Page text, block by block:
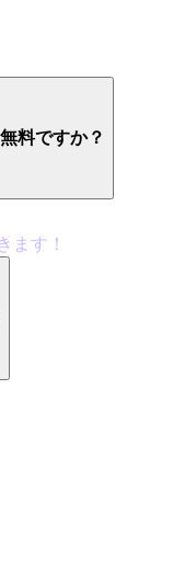
料ですか？
ます！